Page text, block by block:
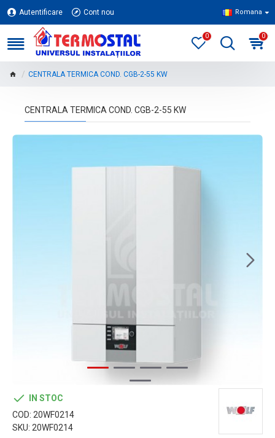
Autentificare Cont nou Romana
0 0
CENTRALA TERMICA COND. CGB-2-55 KW
CENTRALA TERMICA COND. CGB-2-55 KW
IN STOC
COD: 20WF0214
SKU: 20WF0214